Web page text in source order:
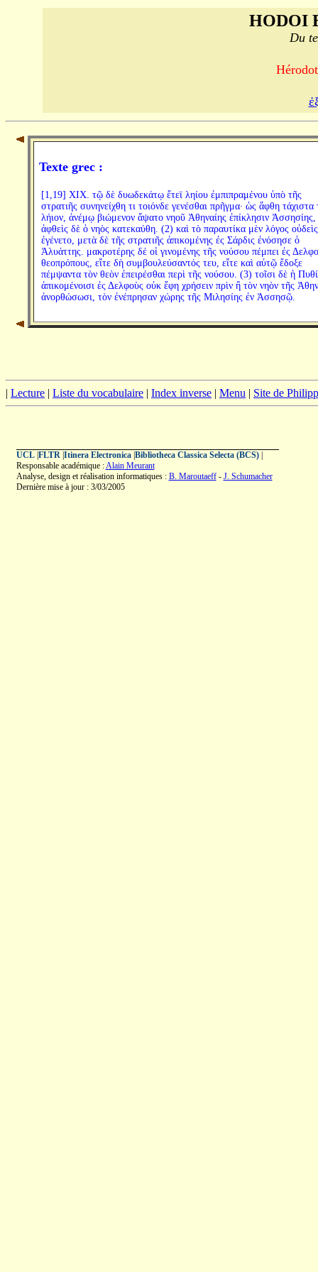
HODOI
Du
Texte grec :
[1,19] XIX. τῷ δὲ δυωδεκάτῳ ἔτεϊ ληίου ἐμπιπραμένου ὑπὸ τῆς
στρατιῆς συνηνείχθη τι τοιόνδε γενέσθαι πρῆγμα· ὡς ἅφθη τάχιστα
λήιον, ἀνέμῳ βιώμενον ἅψατο νηοῦ Ἀθηναίης ἐπίκλησιν Ἀσσησίης,
ἁφθεὶς δὲ ὁ νηὸς κατεκαύθη. (2) καὶ τὸ παραυτίκα μὲν λόγος οὐδεὶς
ἐγένετο, μετὰ δὲ τῆς στρατιῆς ἀπικομένης ἐς Σάρδις ἐνόσησε ὁ
Ἀλυάττης. μακροτέρης δέ οἱ γινομένης τῆς νούσου πέμπει ἐς
θεοπρόπους, εἴτε δὴ συμβουλεύσαντός τευ, εἴτε καὶ αὐτῷ ἔδοξε
πέμψαντα τὸν θεὸν ἐπειρέσθαι περὶ τῆς νούσου. (3) τοῖσι δὲ ἡ
ἀπικομένοισι ἐς Δελφοὺς οὐκ ἔφη χρήσειν πρὶν ἢ τὸν νηὸν τῆς
ἀνορθώσωσι, τὸν ἐνέπρησαν χώρης τῆς Μιλησίης ἐν Ἀσσησῷ.
| Lecture | Liste du vocabulaire | Index inverse | Menu | Site de
UCL| FLTR| Itinera Electronica| Bibliotheca Classica Selecta (BCS)|
Responsable académique :Alain Meurant
Analyse, design et réalisation informatiques : B. Maroutaeff- J. Schumacher
Dernière mise à jour : 3/03/2005